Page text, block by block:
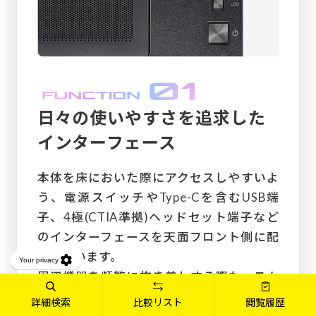
日々の使いやすさを追求した
インターフェース
本体を床においた際にアクセスしやすいよ
う、電源スイッチやType-Cを含むUSB端
子、4極(CTIA準拠)ヘッドセット端子など
のインターフェースを天面フロント側に配
置しています。
周辺機器を頻繁に抜き差しする際も、スム
ーズに操作することができます。
詳細検索 比較リスト 閲覧履歴